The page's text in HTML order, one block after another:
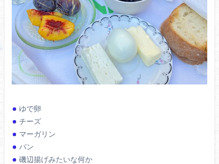
ゆで卵
チーズ
マーガリン
パン
磯辺揚げみたいな何か